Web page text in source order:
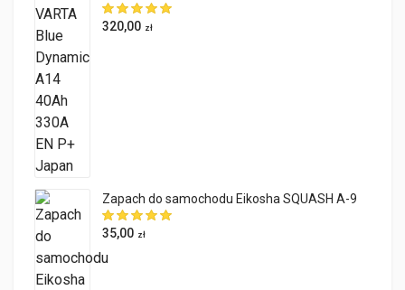
320,00 zł
Zapach do samochodu Eikosha SQUASH A-9
35,00 zł